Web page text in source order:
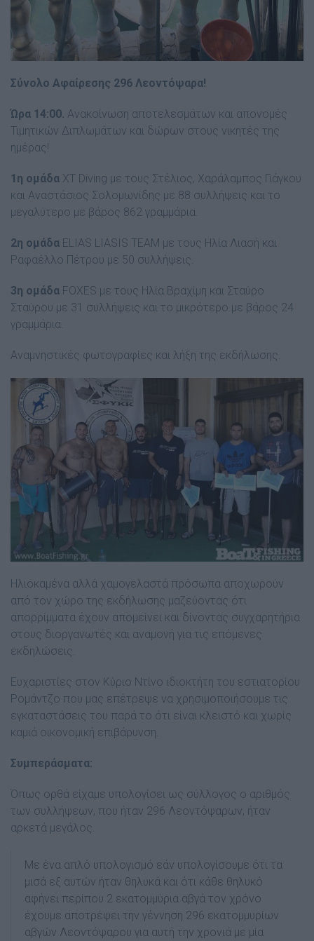
Σύνολο Αφαίρεσης 296 Λεοντόψαρα!
Ώρα 14:00. Ανακοίνωση αποτελεσμάτων και απονομές
Τιμητικών Διπλωμάτων και δώρων στους νικητές της
ημέρας!
1η ομάδα XT Diving με τους Στέλιος, Χαράλαμπος Γιάγκου
και Αναστάσιος Σολομωνίδης με 88 συλλήψεις και το
μεγαλύτερο με βάρος 862 γραμμάρια.
2η ομάδα ELIAS LIASIS TEAM με τους Ηλία Λιασή και
Ραφαέλλο Πέτρου με 50 συλλήψεις.
3η ομάδα FOXES με τους Ηλία Βραχίμη και Σταύρο
Σταύρου με 31 συλλήψεις και το μικρότερο με βάρος 24
γραμμάρια.
Αναμνηστικές φωτογραφίες και λήξη της εκδήλωσης.
Ηλιοκαμένα αλλά χαμογελαστά πρόσωπα αποχωρούν
από τον χώρο της εκδήλωσης μαζεύοντας ότι
απορρίμματα έχουν απομείνει και δίνοντας συγχαρητήρια
στους διοργανωτές και αναμονή για τις επόμενες
εκδηλώσεις.
Ευχαριστίες στον Κύριο Ντίνο ιδιοκτήτη του εστιατορίου
Ρομάντζο που μας επέτρεψε να χρησιμοποιήσουμε τις
εγκαταστάσεις του παρά το ότι είναι κλειστό και χωρίς
καμιά οικονομική επιβάρυνση.
Συμπεράσματα:
Όπως ορθά είχαμε υπολογίσει ως σύλλογος ο αριθμός
των συλλήψεων, που ήταν 296 Λεοντόψαρων, ήταν
αρκετά μεγάλος.
Με ένα απλό υπολογισμό εάν υπολογίσουμε ότι τα
μισά εξ αυτών ήταν θηλυκά και ότι κάθε θηλυκό
αφήνει περίπου 2 εκατομμύρια αβγά τον χρόνο
έχουμε αποτρέψει την γέννηση 296 εκατομμυρίων
αβγών Λεοντόψαρου για αυτή την χρονιά με μία